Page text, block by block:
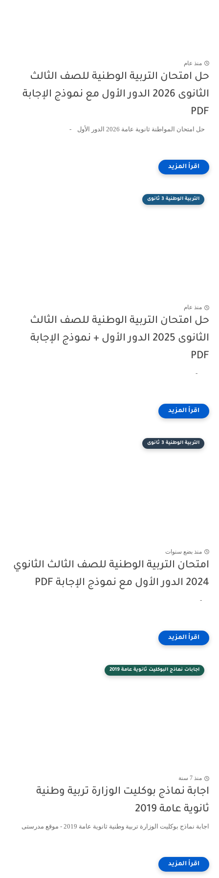
منذ عام
حل امتحان التربية الوطنية للصف الثالث
الثانوى 2026 الدور الأول مع نموذج الإجابة
PDF
حل امتحان المواطنة ثانوية عامة 2026 الدور الأول -
التربية الوطنية 3 ثانوى
منذ عام
حل امتحان التربية الوطنية للصف الثالث
الثانوى 2025 الدور الأول + نموذج الإجابة
PDF
-
التربية الوطنية 3 ثانوى
منذ بضع سنوات
امتحان التربية الوطنية للصف الثالث الثانوي
2024 الدور الأول مع نموذج الإجابة PDF
-
اجابات نماذج البوكليت ثانوية عامة 2019
منذ 7 سنة
اجابة نماذج بوكليت الوزارة تربية وطنية
ثانوية عامة 2019
اجابة نماذج بوكليت الوزارة تربية وطنية ثانوية عامة 2019 - موقع مدرستى